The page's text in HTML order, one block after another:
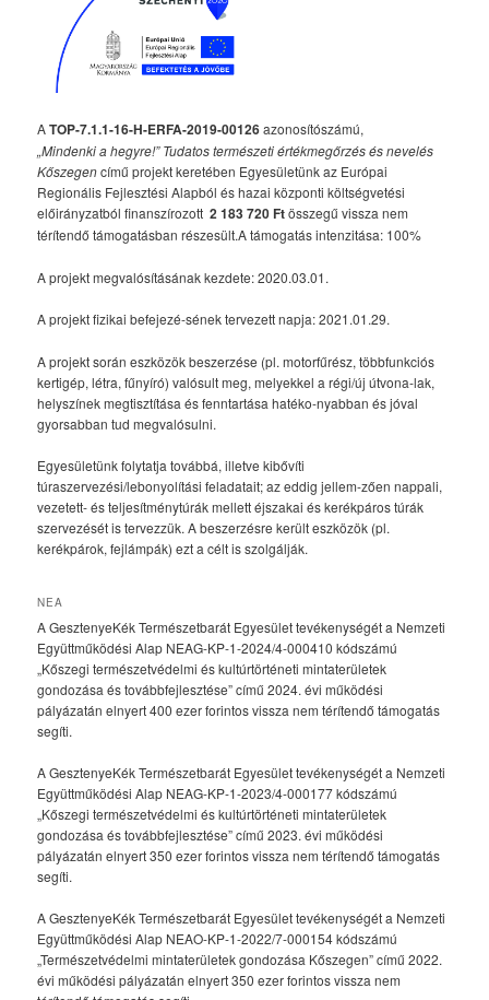
ATOP-7.1.1-16-H-ERFA-2019-00126azonosítószámú,
„Mindenki a hegyre!” Tudatos természeti értékmegőrzés és nevelés
Kőszegencímű projekt keretében Egyesületünk az Európai
Regionális Fejlesztési Alapból és hazai központi költségvetési
előirányzatból finanszírozott2 183 720 Ftösszegű vissza nem
térítendő támogatásban részesült.A támogatás intenzitása: 100%
A projekt megvalósításának kezdete: 2020.03.01.
A projekt fizikai befejezé-sének tervezett napja: 2021.01.29.
A projekt során eszközök beszerzése (pl. motorfűrész, többfunkciós
kertigép, létra, fűnyíró) valósult meg, melyekkel a régi/új útvona-lak,
helyszínek megtisztítása és fenntartása hatéko-nyabban és jóval
gyorsabban tud megvalósulni.
Egyesületünk folytatja továbbá, illetve kibővíti
túraszervezési/lebonyolítási feladatait; az eddig jellem-zően nappali,
vezetett- és teljesítménytúrák mellett éjszakai és kerékpáros túrák
szervezését is tervezzük. A beszerzésre került eszközök (pl.
kerékpárok, fejlámpák) ezt a célt is szolgálják.
NEA
A GesztenyeKék Természetbarát Egyesület tevékenységét a Nemzeti
Együttműködési Alap NEAG-KP-1-2024/4-000410 kódszámú
„Kőszegi természetvédelmi és kultúrtörténeti mintaterületek
gondozása és továbbfejlesztése” című 2024. évi működési
pályázatán elnyert 400 ezer forintos vissza nem térítendő támogatás
segíti.
A GesztenyeKék Természetbarát Egyesület tevékenységét a Nemzeti
Együttműködési Alap NEAG-KP-1-2023/4-000177 kódszámú
„Kőszegi természetvédelmi és kultúrtörténeti mintaterületek
gondozása és továbbfejlesztése” című 2023. évi működési
pályázatán elnyert 350 ezer forintos vissza nem térítendő támogatás
segíti.
A GesztenyeKék Természetbarát Egyesület tevékenységét a Nemzeti
Együttműködési Alap NEAO-KP-1-2022/7-000154 kódszámú
„Természetvédelmi mintaterületek gondozása Kőszegen” című 2022.
évi működési pályázatán elnyert 350 ezer forintos vissza nem